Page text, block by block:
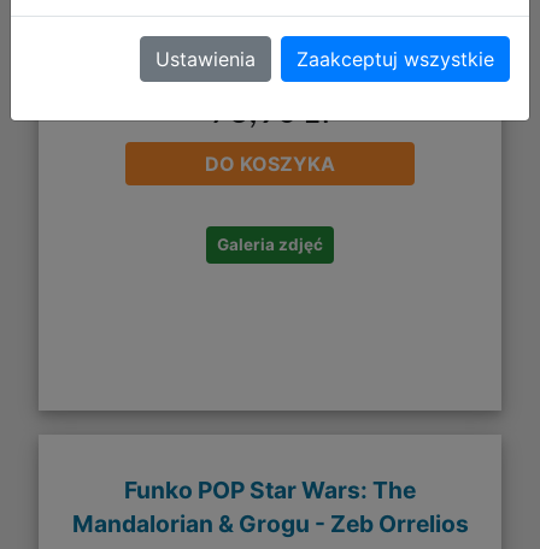
73,90 zł
DO KOSZYKA
Galeria zdjęć
Funko POP Star Wars: The
Mandalorian & Grogu - Zeb Orrelios
Ustawienia Zaakceptuj wszystkie